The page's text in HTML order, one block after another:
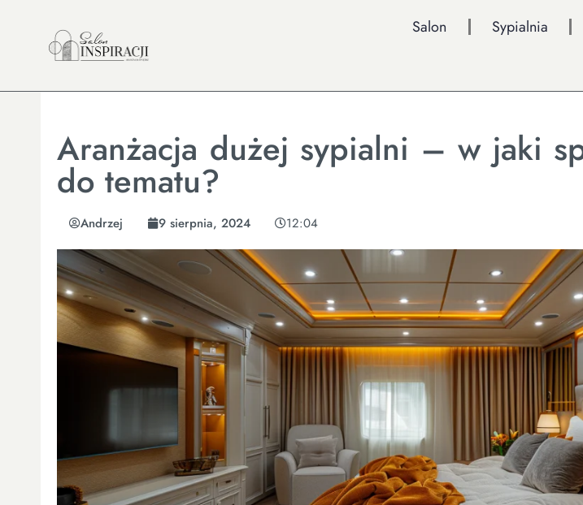
Salon Sypialnia
Aranżacja dużej sypialni – w jaki
do tematu?
Andrzej 9 sierpnia, 2024 12:04